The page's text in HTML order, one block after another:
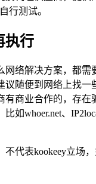
行测试。
执行
网络解决方案，都需
议随便到网络上找一
有商业合作的，存在
如whoer.net、
不代表kookeey立场